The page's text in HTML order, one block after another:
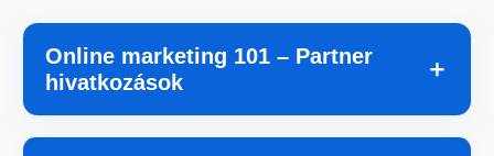
Online marketing 101 – Partner
hivatkozások
＋